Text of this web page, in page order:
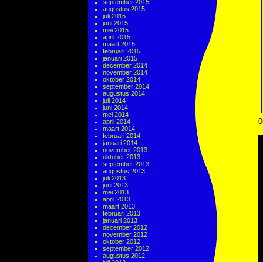
september 2015
augustus 2015
juli 2015
juni 2015
mei 2015
april 2015
maart 2015
februari 2015
januari 2015
december 2014
november 2014
oktober 2014
september 2014
augustus 2014
juli 2014
juni 2014
mei 2014
april 2014
maart 2014
februari 2014
januari 2014
november 2013
oktober 2013
september 2013
augustus 2013
juli 2013
juni 2013
mei 2013
april 2013
maart 2013
februari 2013
januari 2013
december 2012
november 2012
oktober 2012
september 2012
augustus 2012